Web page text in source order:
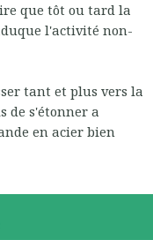
que tôt ou tard la
l'activité non-
tant et plus vers la
de s'étonner a
en acier bien